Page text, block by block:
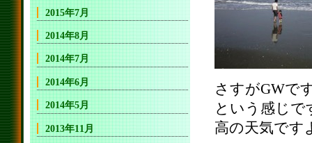
さすがGWで
という感じで
高の天気です
2015年7月
2014年8月
2014年7月
2014年6月
2014年5月
2013年11月